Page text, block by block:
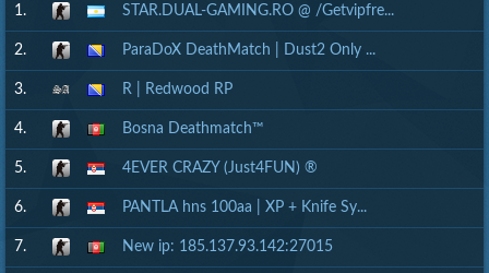
1. STAR.DUAL-GAMING.RO @ /Getvipfre...
2. ParaDoX DeathMatch | Dust2 Only ...
3. R | Redwood RP
4. Bosna Deathmatch™
5. 4EVER CRAZY (Just4FUN) ®
6. PANTLA hns 100aa | XP + Knife Sy...
7. New ip: 185.137.93.142:27015